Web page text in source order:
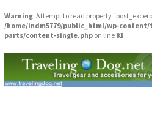
Warning: Attempt to read property
/home/indm5779/public_html/wp-
parts/content-single.php on line 81